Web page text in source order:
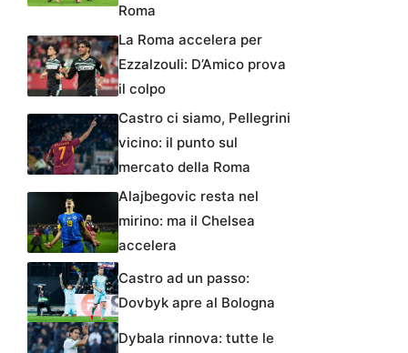
Roma
La Roma accelera per
Ezzalzouli: D’Amico prova
il colpo
Castro ci siamo, Pellegrini
vicino: il punto sul
mercato della Roma
Alajbegovic resta nel
mirino: ma il Chelsea
accelera
Castro ad un passo:
Dovbyk apre al Bologna
Dybala rinnova: tutte le